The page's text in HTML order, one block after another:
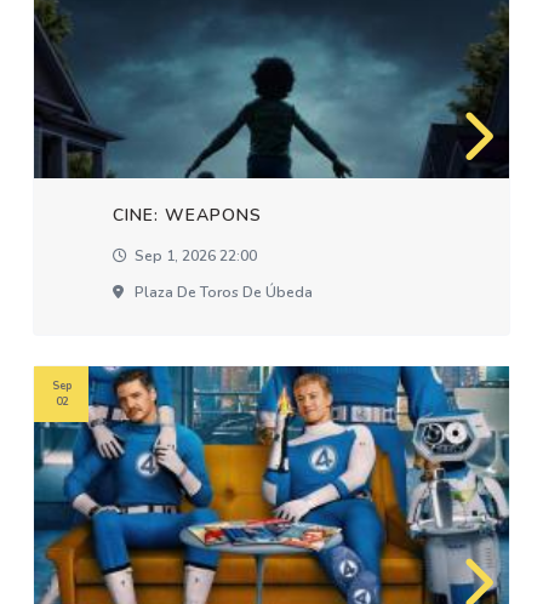
CINE: WEAPONS
Sep 1, 2026 22:00
Plaza De Toros De Úbeda
Sep
02